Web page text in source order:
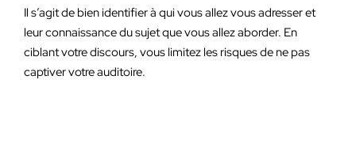
Il s’agit de bien identifier à qui vous allez vous adresser et
leur connaissance du sujet que vous allez aborder. En
ciblant votre discours, vous limitez les risques de ne pas
captiver votre auditoire.